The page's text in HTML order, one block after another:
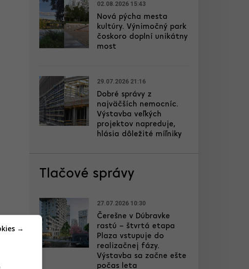
02.08.2026 15:43
Nová pýcha mesta
kultúry. Výnimočný park
čoskoro doplní unikátny
most
29.07.2026 21:16
Dobré správy z
najväčších nemocníc.
Výstavba veľkých
projektov napreduje,
hlásia dôležité míľniky
Tlačové správy
27.07.2026 10:30
Čerešne v Dúbravke
rastú – štvrtá etapa
Plaza vstupuje do
realizačnej fázy.
Výstavba sa začne ešte
počas leta
→